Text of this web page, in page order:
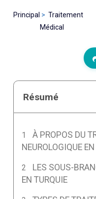
Principal
Traitement
Médical
Résumé
À PROPOS DU
NEUROLOGIQUE
LES SOUS-
EN TURQUIE